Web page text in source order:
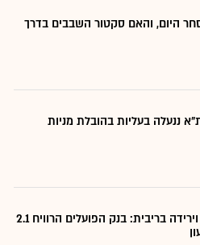
היום, והאם סקטור השבבים בדרך
ננעלה בעליות בהובלת מניות
גם אחרי מס מיוחד וירידה בריבית: בנק הפועלים הרוויח 2.1